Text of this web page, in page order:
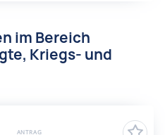
im Bereich
Kriegs- und
ANTRAG